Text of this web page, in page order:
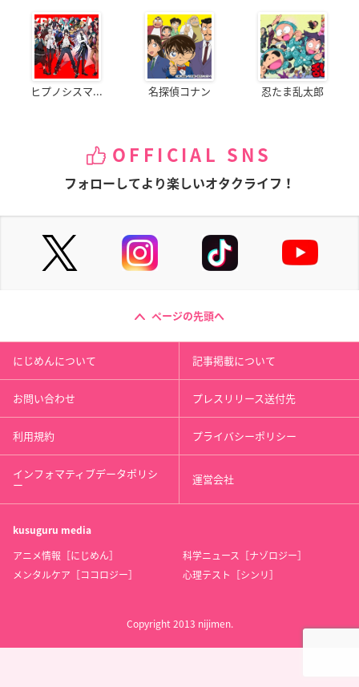
ヒプノシスマ... 名探偵コナン 忍たま乱太郎
OFFICIAL SNS
フォローしてより楽しいオタクライフ！
ページの先頭へ
にじめんについて 記事掲載について
お問い合わせ プレスリリース送付先
利用規約 プライバシーポリシー
インフォマティブデータポリシ
ー 運営会社
kusuguru media
アニメ情報［にじめん］
科学ニュース［ナゾロジー］
メンタルケア［ココロジー］
心理テスト［シンリ］
Copyright 2013 nijimen.